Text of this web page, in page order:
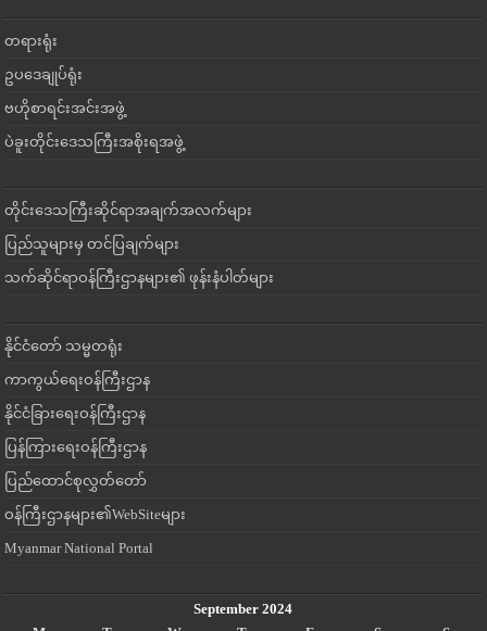
တရားရုံး
ဥပဒေချုပ်ရုံး
ဗဟိုစာရင်းအင်းအဖွဲ့
ပဲခူးတိုင်းဒေသကြီးအစိုးရအဖွဲ့
တိုင်းဒေသကြီးဆိုင်ရာအချက်အလက်များ
ပြည်သူများမှ တင်ပြချက်များ
သက်ဆိုင်ရာဝန်ကြီးဌာနများ၏ ဖုန်းနံပါတ်များ
နိုင်ငံတော် သမ္မတရုံး
ကာကွယ်ရေးဝန်ကြီးဌာန
နိုင်ငံခြားရေးဝန်ကြီးဌာန
ပြန်ကြားရေးဝန်ကြီးဌာန
ပြည်ထောင်စုလွှတ်တော်
ဝန်ကြီးဌာနများ၏WebSiteများ
Myanmar National Portal
September 2024